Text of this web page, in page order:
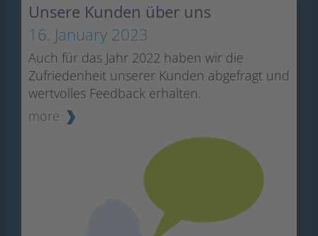
Unsere Kunden über uns
16. January 2023
Auch für das Jahr 2022 haben wir die
Zufriedenheit unserer Kunden abgefragt und
wertvolles Feedback erhalten.
more